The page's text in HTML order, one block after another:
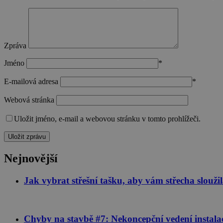
Zpráva
Jméno *
E-mailová adresa *
Webová stránka
Uložit jméno, e-mail a webovou stránku v tomto prohlížeči.
Nejnovější
Jak vybrat střešní tašku, aby vám střecha
Chyby na stavbě #7: Nekoncepční vedení
Název
_ga
Název
Doména
sid